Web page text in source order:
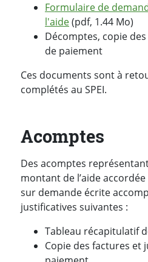
Formulaire de
l'aide(pdf, 1.44 Mo)
Décomptes, copie
de paiement
Ces documents sont à
complétés au SPEI.
Acomptes
Des acomptes
montant de l’aide
sur demande écrite
justificatives suivantes :
Tableau récapitulatif
Copie des factures et